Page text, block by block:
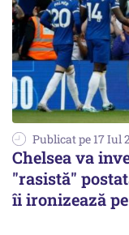
Publicat pe 17 Iul
Chelsea va
"rasistă"
îi ironizează